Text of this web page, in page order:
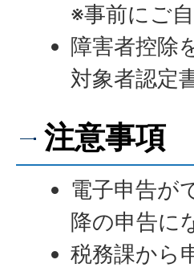
※事前にご
障害者控除
対象者認定
注意事項
電子申告が
降の申告に
税務課から